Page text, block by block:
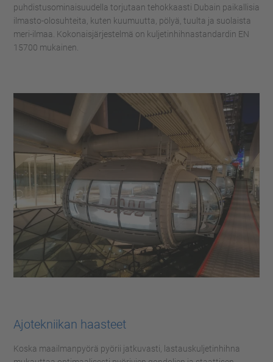
puhdistusominaisuudella torjutaan tehokkaasti Dubain paikallisia
ilmasto-olosuhteita, kuten kuumuutta, pölyä, tuulta ja suolaista
meri-ilmaa. Kokonaisjärjestelmä on kuljetinhihnastandardin EN
15700 mukainen.
Ajotekniikan haasteet
Koska maailmanpyörä pyörii jatkuvasti, lastauskuljetinhihna